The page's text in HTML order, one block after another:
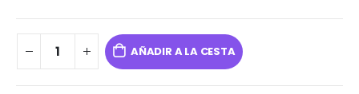
AÑADIR A LA CESTA